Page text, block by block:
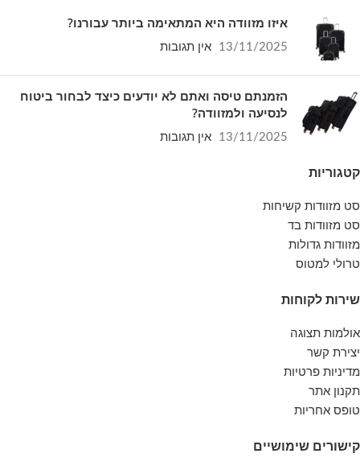
🌟 למה לקוחות בוחרים בדגם זה?
ביותר למחיר, ומבטיחה שקט נפשי בכל טיסה
משפחתית או עסקית עם מזוודות בצבע כחול
איזו מזוודה היא המתאימה ביותר עבורנו?
13/11/2025 אין תגובות
הזמנתם טיסה ואתם לא יודעים כיצד לבחור ביטוח
לנסיעה ולמזוודה?
13/11/2025 אין תגובות
קטגוריות
סט מזוודות קשיחות
סט מזוודות בד
מזוודות גדולות
טרולי למטוס
שירות לקוחות
אולמות תצוגה
יצירת קשר
מדיניות פרטיות
תקנון אתר
טופס אחריות
קישורים שימושיים